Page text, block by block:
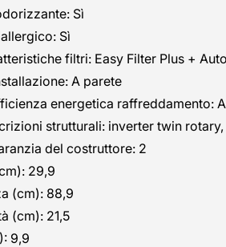
Sì
Sì
filtri: Easy Filter Plus +
A parete
energetica raffreddamento:
strutturali: inverter twin rotary,
del costruttore: 2
29,9
(cm): 88,9
(cm): 21,5
9,9